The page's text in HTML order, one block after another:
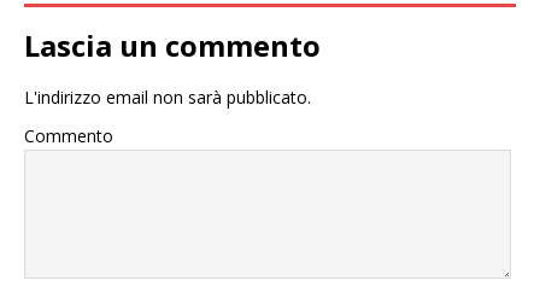
Lascia un commento
L'indirizzo email non sarà pubblicato.
Commento